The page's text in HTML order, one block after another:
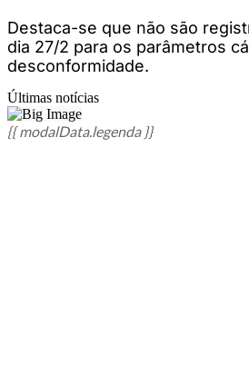
Destaca-se que não são
dia 27/2 para os parâmetros
desconformidade.
Últimas notícias
{{ modalData.legenda }}